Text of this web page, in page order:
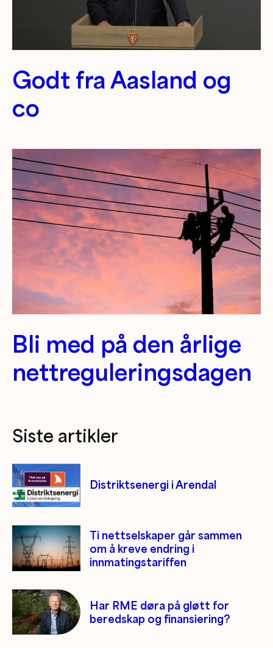
Godt fra Aasland og
co
Bli med på den årlige
nettreguleringsdagen
Siste artikler
Distriktsenergi i Arendal
Ti nettselskaper går sammen
om å kreve endring i
innmatingstariffen
Har RME døra på gløtt for
beredskap og finansiering?